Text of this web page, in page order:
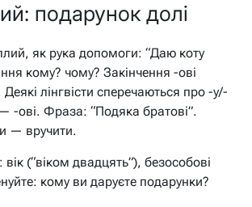
подарунок долі
як рука допомоги: “Даю коту
кому? чому? Закінчення -ові
лінгвісти сперечаються про -у/-
-ові. Фраза: “Подяка братові”.
— вручити.
(“віком двадцять”), безособові
кому ви даруєте подарунки?